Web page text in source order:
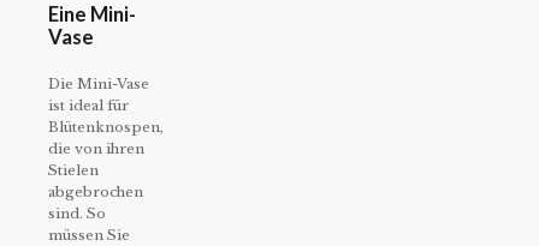
Eine Mini-
Vase
Die Mini-Vase
ist ideal für
Blütenknospen,
die von ihren
Stielen
abgebrochen
sind. So
müssen Sie